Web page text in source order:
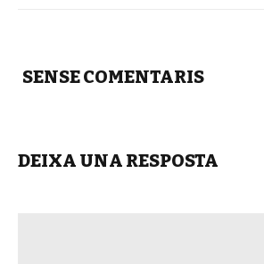
SENSE COMENTARIS
DEIXA UNA RESPOSTA